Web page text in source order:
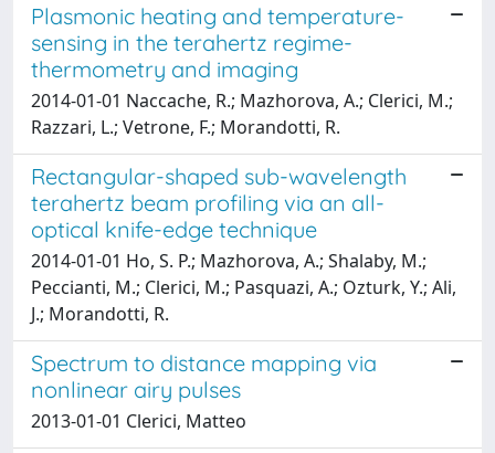
Plasmonic heating and temperature-
sensing in the terahertz regime-
thermometry and imaging
2014-01-01 Naccache, R.; Mazhorova, A.; Clerici, M.;
Razzari, L.; Vetrone, F.; Morandotti, R.
Rectangular-shaped sub-wavelength
terahertz beam profiling via an all-
optical knife-edge technique
2014-01-01 Ho, S. P.; Mazhorova, A.; Shalaby, M.;
Peccianti, M.; Clerici, M.; Pasquazi, A.; Ozturk, Y.; Ali,
J.; Morandotti, R.
Spectrum to distance mapping via
nonlinear airy pulses
2013-01-01 Clerici, Matteo